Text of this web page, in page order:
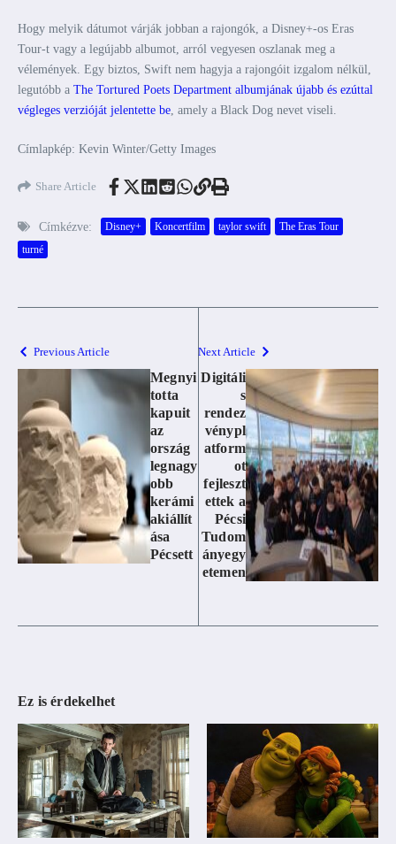
Hogy melyik dátumot várják jobban a rajongók, a Disney+-os Eras
Tour-t vagy a legújabb albumot, arról vegyesen oszlanak meg a
vélemények. Egy biztos, Swift nem hagyja a rajongóit izgalom nélkül,
legutóbb a The Tortured Poets Department albumjának újabb és ezúttal
végleges verzióját jelentette be , amely a Black Dog nevet viseli.
Címlapkép: Kevin Winter/Getty Images
Share Article
Címkézve: Disney+ Koncertfilm taylor swift
The Eras Tour
turné
Previous Article
Megnyi
totta
kapuit
az
ország
legnagy
obb
kerámi
akiállít
ása
Pécsett
Next Article
Digitáli
s
rendez
vénypl
atform
ot
fejleszt
ettek a
Pécsi
Tudom
ányegy
etemen
Ez is érdekelhet